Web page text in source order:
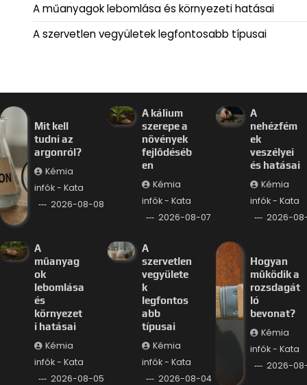
A műanyagok lebomlása és környezeti hatásai
A szervetlen vegyületek legfontosabb típusai
Mit kell
tudni az
argonról?
Kémia
infók - Kata
2026-08-08
A kálium
szerepe a
növények
fejlődéséb
en
Kémia
infók - Kata
2026-08-07
A
nehézfém
ek
veszélyei
és hatásai
Kémia
infók - Kata
2026-
A
műanyag
ok
lebomlása
és
környezet
i hatásai
Kémia
infók - Kata
2026-08-05
A
szervetlen
vegyülete
k
legfontos
abb
típusai
Kémia
infók - Kata
2026-08-04
Hogyan
működik a
rozsdagát
ló
bevonat?
Kémia
infók - Kata
2026-